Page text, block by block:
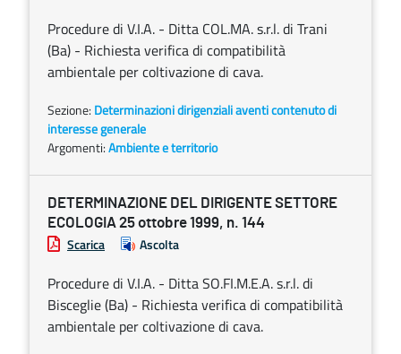
Procedure di V.I.A. - Ditta COL.MA. s.r.l. di Trani
(Ba) - Richiesta verifica di compatibilità
ambientale per coltivazione di cava.
Sezione: Determinazioni dirigenziali aventi contenuto di
interesse generale
Argomenti:Ambiente e territorio
DETERMINAZIONE DEL DIRIGENTE SETTORE
ECOLOGIA 25 ottobre 1999, n. 144
Scarica Ascolta
Procedure di V.I.A. - Ditta SO.FI.M.E.A. s.r.l. di
Bisceglie (Ba) - Richiesta verifica di compatibilità
ambientale per coltivazione di cava.